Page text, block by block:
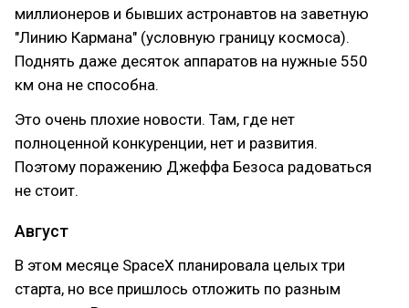
миллионеров и бывших астронавтов на заветную
"Линию Кармана" (условную границу космоса).
Поднять даже десяток аппаратов на нужные 550
км она не способна.
Это очень плохие новости. Там, где нет
полноценной конкуренции, нет и развития.
Поэтому поражению Джеффа Безоса радоваться
не стоит.
Август
В этом месяце SpaceX планировала целых три
старта, но все пришлось отложить по разным